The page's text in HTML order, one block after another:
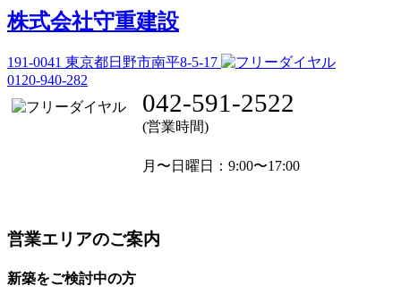
株式会社守重建設
191-0041 東京都日野市南平8-5-17
0120-940-282
042-591-2522
(営業時間)
月〜日曜日 ：9:00〜17:00
営業エリアのご案内
新築をご検討中の方